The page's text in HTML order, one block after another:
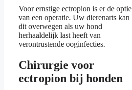
Voor ernstige ectropion is er de optie
van een operatie. Uw dierenarts kan
dit overwegen als uw hond
herhaaldelijk last heeft van
verontrustende ooginfecties.
Chirurgie voor
ectropion bij honden